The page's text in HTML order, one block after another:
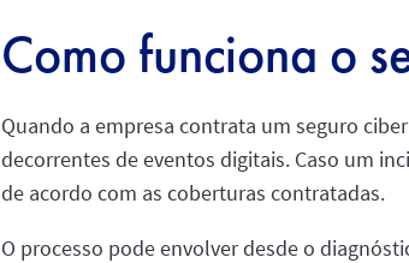
Como funciona o
Quando a empresa contrata um seguro
decorrentes de eventos digitais. Caso um
de acordo com as coberturas contratadas.
O processo pode envolver desde o